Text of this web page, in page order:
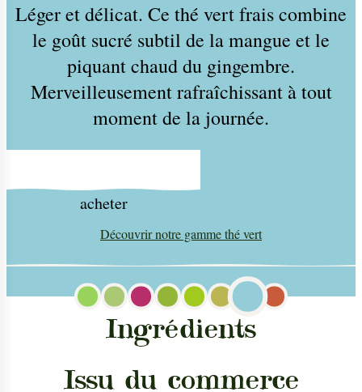
Léger et délicat. Ce thé vert frais combine
le goût sucré subtil de la mangue et le
piquant chaud du gingembre.
Merveilleusement rafraîchissant à tout
moment de la journée.
acheter
Découvrir notre gammethé vert
Ingrédients
Issu du commerce